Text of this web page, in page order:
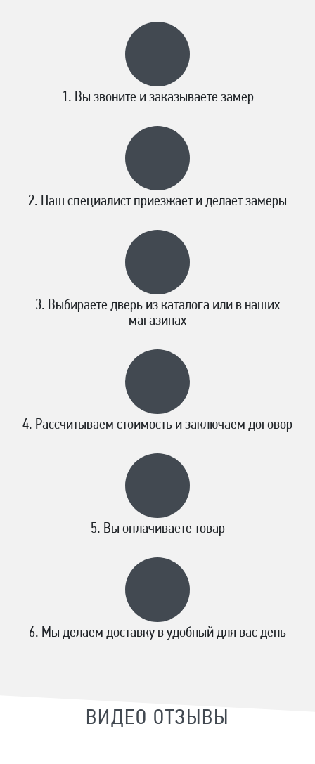
Вы звоните и заказываете замер
Наш специалист приезжает и делает замеры
Выбираете дверь из каталога или в наших
магазинах
Рассчитываем стоимость и заключаем договор
Вы оплачиваете товар
Мы делаем доставку в удобный для вас день
ВИДЕО ОТЗЫВЫ